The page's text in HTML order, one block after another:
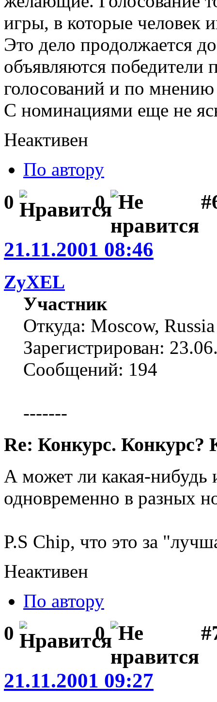
игры, в которые человек
Это дело продолжается
объявляются победители
голосований и по мнению
С номинациями еще не
Неактивен
По автору
0 0
21.11.2001 08:46
ZyXEL
Участник
Откуда: Moscow, Russia
Зарегистрирован:
Сообщений: 194
-------
Re: Конкурс. Конкурс?
А может ли какая-нибудь
одновременно в разных
P.S Chip, что это за
Неактивен
По автору
0 0
21.11.2001 09:27